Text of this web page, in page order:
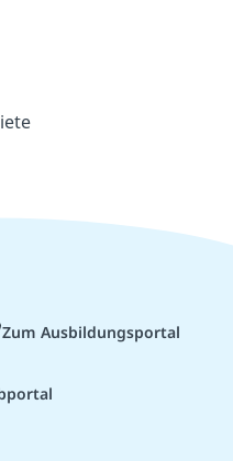
Zum Ausbildungsportal